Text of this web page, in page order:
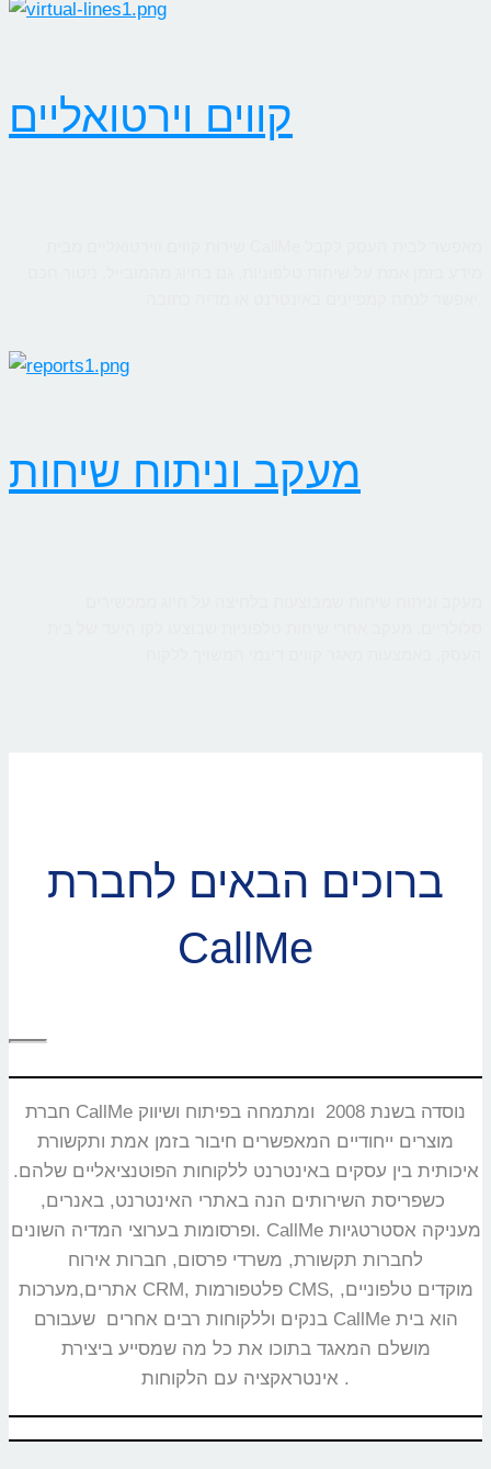
קווים וירטואליים
מעקב וניתוח שיחות
ברוכים הבאים לחברת
CallMe
חברת CallMe נוסדה בשנת 2008 ומתמחה בפיתוח ושיווק
מוצרים ייחודיים המאפשרים חיבור בזמן אמת ותקשורת
איכותית בין עסקים באינטרנט ללקוחות הפוטנציאליים שלהם.
כשפריסת השירותים הנה באתרי האינטרנט, באנרים,
ופרסומות בערוצי המדיה השונים. CallMe מעניקה אסטרטגיות
לחברות תקשורת, משרדי פרסום, חברות אירוח
אתרים,מערכות CRM, פלטפורמות CMS, מוקדים טלפוניים,
בנקים וללקוחות רבים אחרים שעבורם CallMe הוא בית
מושלם המאגד בתוכו את כל מה שמסייע ביצירת
אינטראקציה עם הלקוחות.